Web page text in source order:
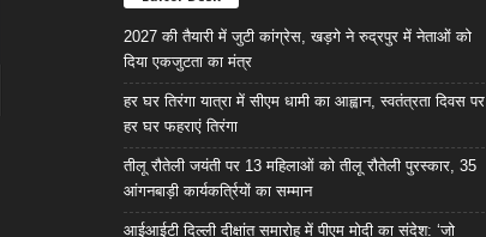
2027 की तैयारी में जुटी कांग्रेस, खड़गे ने रुद्रपुर में नेताओं को
दिया एकजुटता का मंत्र
हर घर तिरंगा यात्रा में सीएम धामी का आह्वान, स्वतंत्रता दिवस पर
हर घर फहराएं तिरंगा
तीलू रौतेली जयंती पर 13 महिलाओं को तीलू रौतेली पुरस्कार, 35
आंगनबाड़ी कार्यकर्त्रियों का सम्मान
आईआईटी दिल्ली दीक्षांत समारोह में पीएम मोदी का संदेश: ‘जो